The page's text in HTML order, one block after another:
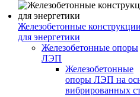
Железобетонные
для энергетики
Железобетонные опоры
ЛЭП
Железобетонные
опоры ЛЭП на
вибрированных